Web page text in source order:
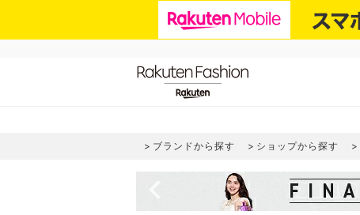
ブランドから探す ショップから探す